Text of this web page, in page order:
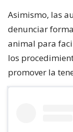
Asimismo, las
denunciar
animal para
los
promover la